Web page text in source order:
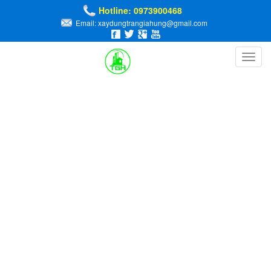
Hotline: 0973900468
Email: xaydungtrangiahung@gmail.com